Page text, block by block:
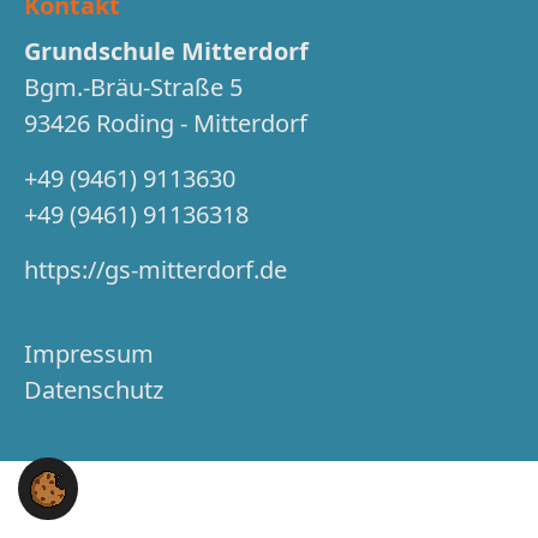
Grundschule Mitterdorf
Bgm.-Bräu-Straße 5
93426 Roding - Mitterdorf
+49 (9461) 9113630
+49 (9461) 91136318
https://gs-mitterdorf.de
Impressum
Datenschutz